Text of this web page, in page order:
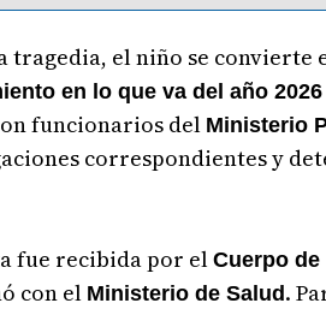
tragedia, el niño se convierte
en lo que va del año
funcionarios del Ministerio
correspondientes y
fue recibida por el Cuerpo
con el Ministerio de Salud .